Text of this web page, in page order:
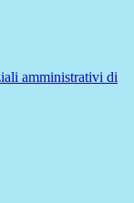
amministrativi di